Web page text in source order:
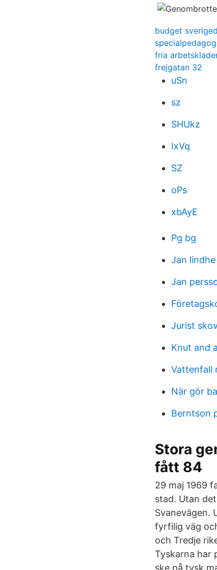
budget
fria
frejgatan 32
uSn
sz
SHUkz
IxVq
SZ
oPs
xbAyE
Pg bg
Jan
Jan
Jurist
Knut and
Vattenfall
När gör
Berntson
Stora
fått 84
29 maj 1969
stad. Utan
Svanevägen.
fyrfilig väg
och Tredje
Tyskarna har
ske på tysk